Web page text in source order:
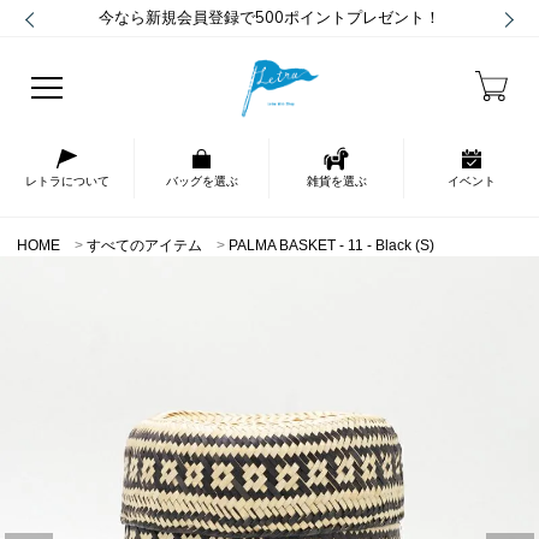
今なら新規会員登録で500ポイントプレゼント！
レトラについて バッグを選ぶ 雑貨を選ぶ イベント
HOME すべてのアイテム PALMA BASKET - 11 - Black (S)